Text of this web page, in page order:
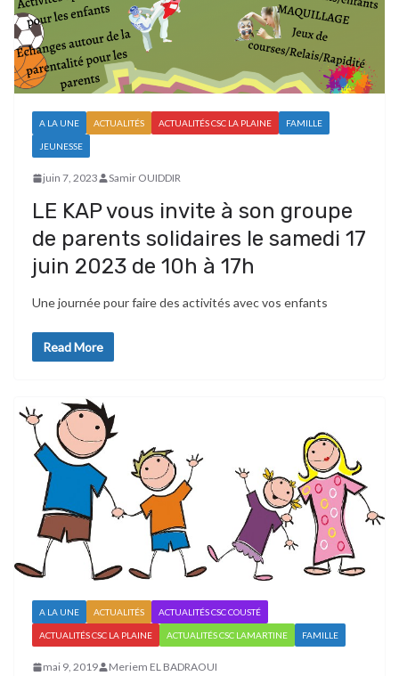
A LA UNE ACTUALITÉS ACTUALITÉS CSC LA PLAINE FAMILLE
JEUNESSE
juin 7, 2023 Samir OUIDDIR
LE KAP vous invite à son groupe
de parents solidaires le samedi 17
juin 2023 de 10h à 17h
Une journée pour faire des activités avec vos enfants
Read More
A LA UNE ACTUALITÉS ACTUALITÉS CSC COUSTÉ
ACTUALITÉS CSC LA PLAINE ACTUALITÉS CSC LAMARTINE FAMILLE
mai 9, 2019 Meriem EL BADRAOUI